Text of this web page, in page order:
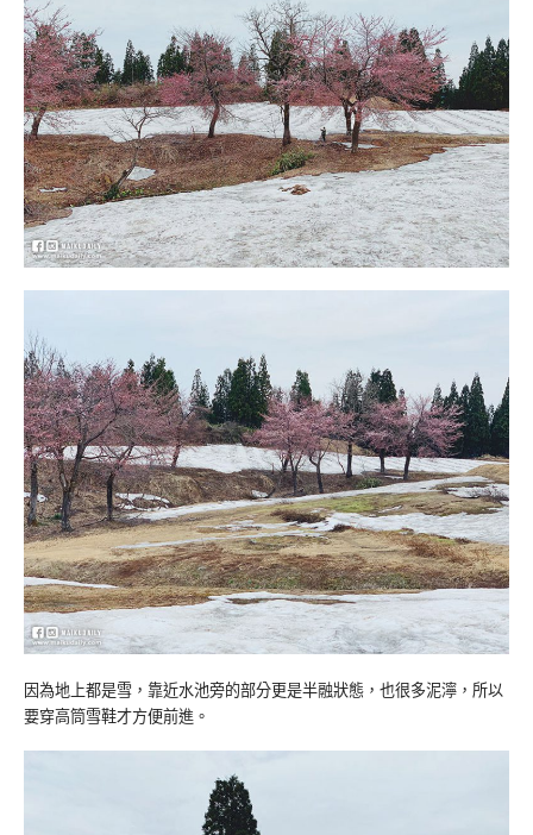
因為地上都是雪，靠近水池旁的部分更是半融狀態，也很多泥濘，所以
要穿高筒雪鞋才方便前進。